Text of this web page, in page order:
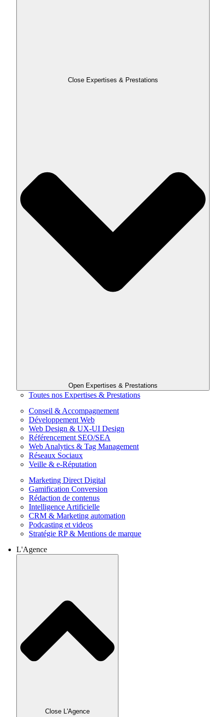
Close Expertises & Prestations
Open Expertises & Prestations
Toutes nos Expertises & Prestations
Conseil & Accompagnement
Développement Web
Web Design & UX-UI Design
Référencement SEO/SEA
Web Analytics & Tag Management
Réseaux Sociaux
Veille & e-Réputation
Marketing Direct Digital
Gamification Conversion
Rédaction de contenus
Intelligence Artificielle
CRM & Marketing automation
Podcasting et videos
Stratégie RP & Mentions de marque
L'Agence
Close L'Agence